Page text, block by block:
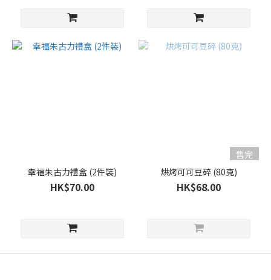
幸福朱古力禮盒 (2件裝)
HK$70.00
售完
烘烤可可豆碎 (80克)
HK$68.00